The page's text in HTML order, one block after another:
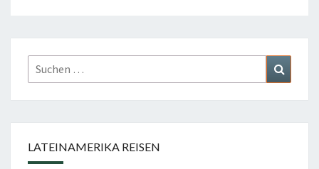
Suchen
nach:
LATEINAMERIKA REISEN